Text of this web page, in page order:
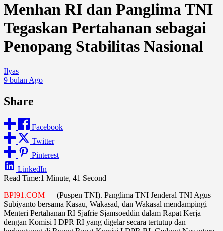
Menhan RI dan Panglima TNI
Tegaskan Pertahanan sebagai
Penopang Stabilitas Nasional
Ilyas
9 bulan Ago
Share
Facebook
Twitter
Pinterest
LinkedIn
Read Time:1 Minute, 41 Second
BPI91.COM — (Puspen TNI). Panglima TNI Jenderal TNI Agus
Subiyanto bersama Kasau, Wakasad, dan Wakasal mendampingi
Menteri Pertahanan RI Sjafrie Sjamsoeddin dalam Rapat Kerja
dengan Komisi I DPR RI yang digelar secara tertutup dan